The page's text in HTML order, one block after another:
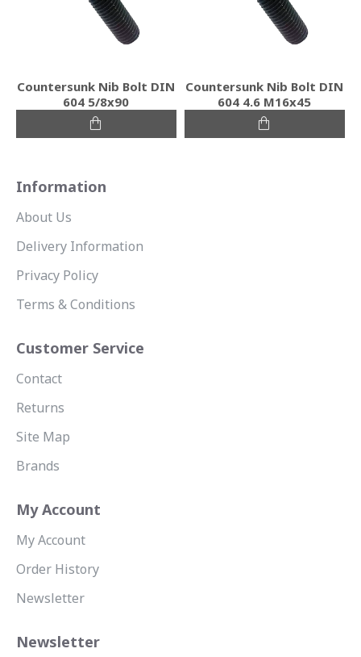
Countersunk Nib Bolt DIN
604 5/8x90
Countersunk Nib Bolt DIN
604 4.6 Μ16x45
Information
About Us
Delivery Information
Privacy Policy
Terms & Conditions
Customer Service
Contact
Returns
Site Map
Brands
My Account
My Account
Order History
Newsletter
Newsletter